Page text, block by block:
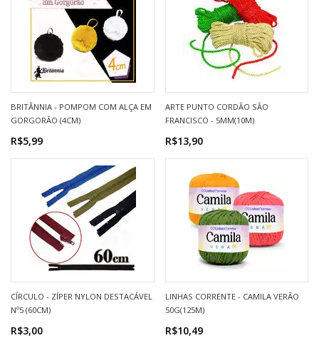
BRITÂNNIA - POMPOM COM ALÇA EM
GORGORÃO (4CM)
R$5,99
ARTE PUNTO CORDÃO SÃO
FRANCISCO - 5MM(10M)
R$13,90
CÍRCULO - ZÍPER NYLON DESTACÁVEL
Nº5 (60CM)
R$3,00
LINHAS CORRENTE - CAMILA VERÃO
50G(125M)
R$10,49